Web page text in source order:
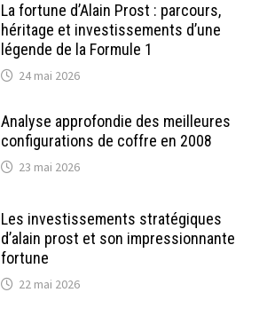
La fortune d’Alain Prost : parcours,
héritage et investissements d’une
légende de la Formule 1
24 mai 2026
Analyse approfondie des meilleures
configurations de coffre en 2008
23 mai 2026
Les investissements stratégiques
d’alain prost et son impressionnante
fortune
22 mai 2026